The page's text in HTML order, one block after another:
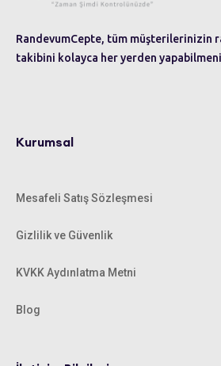
RandevumCepte, tüm müşterilerinizin
takibini kolayca her yerden
Kurumsal
Mesafeli Satış Sözleşmesi
Gizlilik ve Güvenlik
KVKK Aydınlatma Metni
Blog